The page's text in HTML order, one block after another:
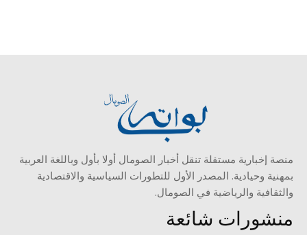
منصة إخبارية مستقلة تنقل أخبار الصومال أولا بأول وباللغة العربية
بمهنية وحيادية. المصدر الأول للتطورات السياسية والاقتصادية
والثقافية والرياضية في الصومال.
منشورات شائعة